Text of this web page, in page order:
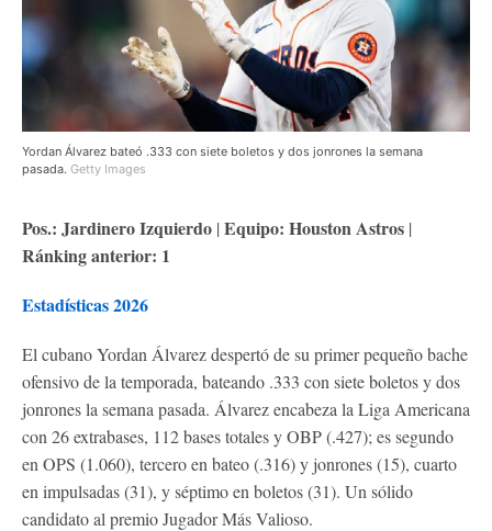
Yordan Álvarez bateó .333 con siete boletos y dos jonrones la semana
pasada. Getty Images
Pos.: Jardinero Izquierdo | Equipo: Houston Astros |
Ránking anterior: 1
Estadísticas 2026
El cubano Yordan Álvarez despertó de su primer pequeño bache
ofensivo de la temporada, bateando .333 con siete boletos y dos
jonrones la semana pasada. Álvarez encabeza la Liga Americana
con 26 extrabases, 112 bases totales y OBP (.427); es segundo
en OPS (1.060), tercero en bateo (.316) y jonrones (15), cuarto
en impulsadas (31), y séptimo en boletos (31). Un sólido
candidato al premio Jugador Más Valioso.